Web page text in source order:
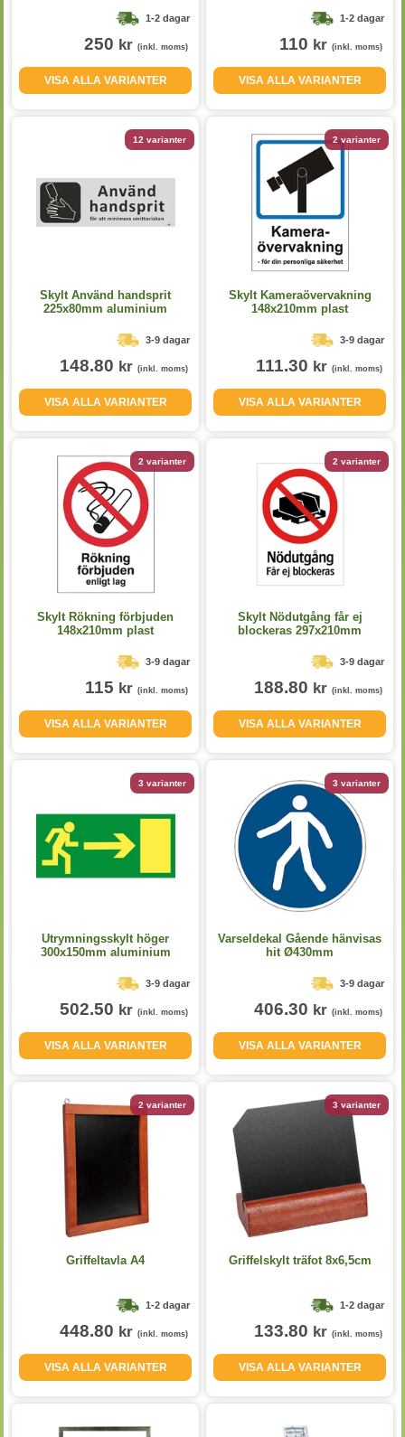
1-2 dagar
250 kr (inkl. moms)
VISA ALLA VARIANTER
1-2 dagar
110 kr (inkl. moms)
VISA ALLA VARIANTER
12 varianter
Skylt Använd handsprit
225x80mm aluminium
3-9 dagar
148.80 kr (inkl. moms)
VISA ALLA VARIANTER
2 varianter
Skylt Kameraövervakning
148x210mm plast
3-9 dagar
111.30 kr (inkl. moms)
VISA ALLA VARIANTER
2 varianter
Skylt Rökning förbjuden
148x210mm plast
3-9 dagar
115 kr (inkl. moms)
VISA ALLA VARIANTER
2 varianter
Skylt Nödutgång får ej
blockeras 297x210mm
3-9 dagar
188.80 kr (inkl. moms)
VISA ALLA VARIANTER
3 varianter
Utrymningsskylt höger
300x150mm aluminium
3-9 dagar
502.50 kr (inkl. moms)
VISA ALLA VARIANTER
3 varianter
Varseldekal Gående hänvisas
hit Ø430mm
3-9 dagar
406.30 kr (inkl. moms)
VISA ALLA VARIANTER
2 varianter
Griffeltavla A4
1-2 dagar
448.80 kr (inkl. moms)
VISA ALLA VARIANTER
3 varianter
Griffelskylt träfot 8x6,5cm
1-2 dagar
133.80 kr (inkl. moms)
VISA ALLA VARIANTER